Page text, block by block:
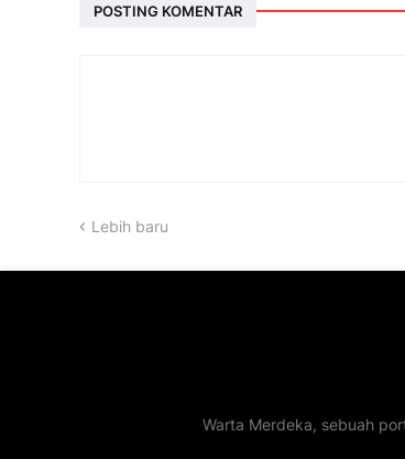
POSTING KOMENTAR
Lebih baru
Warta Merdeka, sebuah